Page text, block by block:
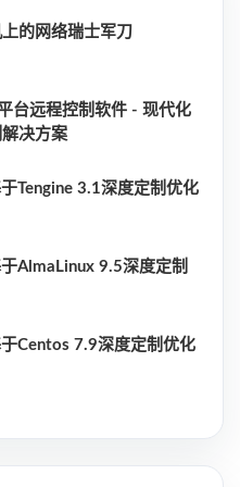
的网络瑞士军刀
台远程控制软件 - 现代化
决方案
Tengine 3.1深度定制优化
AlmaLinux 9.5深度定制
Centos 7.9深度定制优化